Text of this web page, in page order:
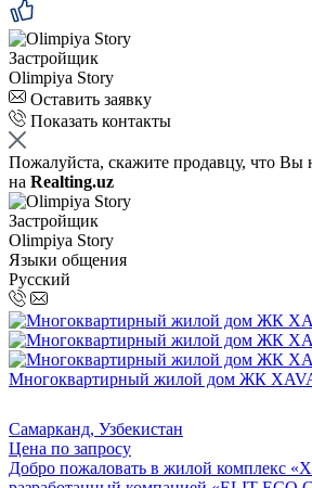
Застройщик
Оlimpiya Story
Оставить заявку
Показать контакты
Пожалуйста, скажите продавцу, что Вы
на Realting.uz
Застройщик
Оlimpiya Story
Языки общения
Русский
Многоквартирный жилой дом ЖК
Самарканд, Узбекистан
Цена по запросу
Добро пожаловать в жилой комплекс